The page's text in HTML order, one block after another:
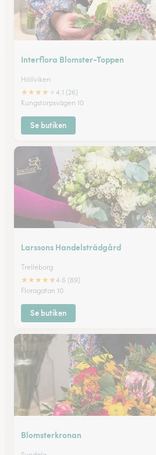
Interflora Blomster-Toppen
Höllviken
★★★★
4.1 (26)
Kungstorpsvägen 10
Se butiken
Larssons Handelsträdgård
Trelleborg
★★★★★4.6 (89)
Floragatan 10
Se butiken
Blomsterkronan